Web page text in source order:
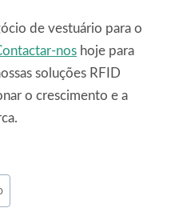
de vestuário para o
nos hoje para
soluções RFID
o crescimento e a